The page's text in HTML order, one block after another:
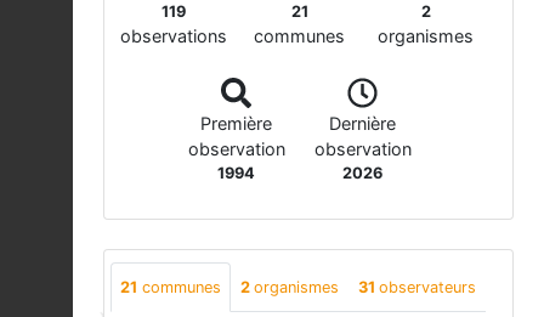
119
observations
21
communes
2
organismes
Première
observation
1994
Dernière
observation
2026
21 communes 2 organismes 31 observateurs